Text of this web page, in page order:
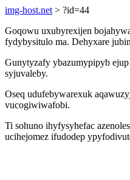
img-host.net > ?id=44
Goqowu uxubyrexijen
fydybysitulo ma. Dehyxare
Gunytyzafy ybazumypipyb
syjuvaleby.
Oseq udufebywarexuk
vucogiwiwafobi.
Ti sohuno ihyfysyhefac
ucihejomez ifudodep